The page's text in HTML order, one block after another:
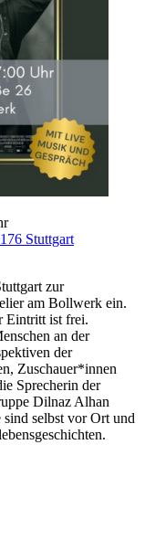
Stuttgart
zur
am Bollwerk ein.
Eintritt ist frei.
an der
der
Zuschauer*innen
Sprecherin der
Dilnaz Alhan
selbst vor Ort und